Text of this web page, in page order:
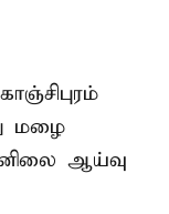
மழை
ஆய்வு